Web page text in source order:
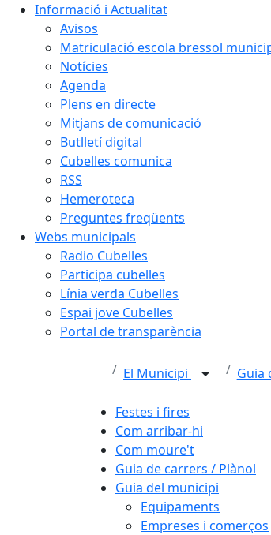
Informació i Actualitat
Avisos
Matriculació escola bressol
Notícies
Agenda
Plens en directe
Mitjans de comunicació
Butlletí digital
Cubelles comunica
RSS
Hemeroteca
Preguntes freqüents
Webs municipals
Radio Cubelles
Participa cubelles
Línia verda Cubelles
Espai jove Cubelles
Portal de transparència
El Municipi Guia
Festes i fires
Com arribar-hi
Com moure't
Guia de carrers / Plànol
Guia del municipi
Equipaments
Empreses i comerços